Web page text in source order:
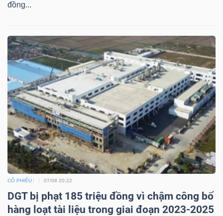
đồng...
CỔ PHIẾU 07/08 20:22
DGT bị phạt 185 triệu đồng vì chậm công bố
hàng loạt tài liệu trong giai đoạn 2023-2025